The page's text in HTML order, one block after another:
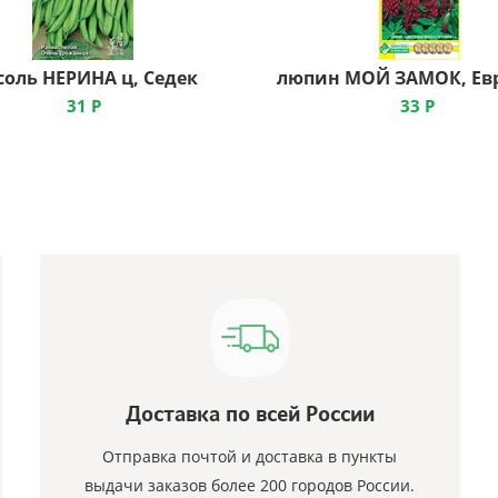
НЕРИНА ц, Седек
31 Р 33 Р
Доставка по всей России
Отправка почтой и доставка в пункты
выдачи заказов более 200 городов России.